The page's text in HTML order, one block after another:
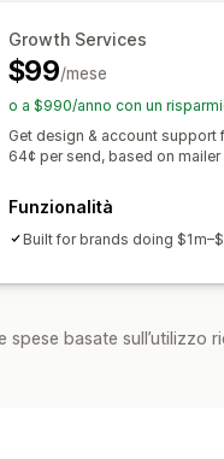
Growth Services
$99/mese
o a $990/anno con un
Get design & account support
64¢ per send, based on mailer
Funzionalità
Built for brands doing
basate sull’utilizzo